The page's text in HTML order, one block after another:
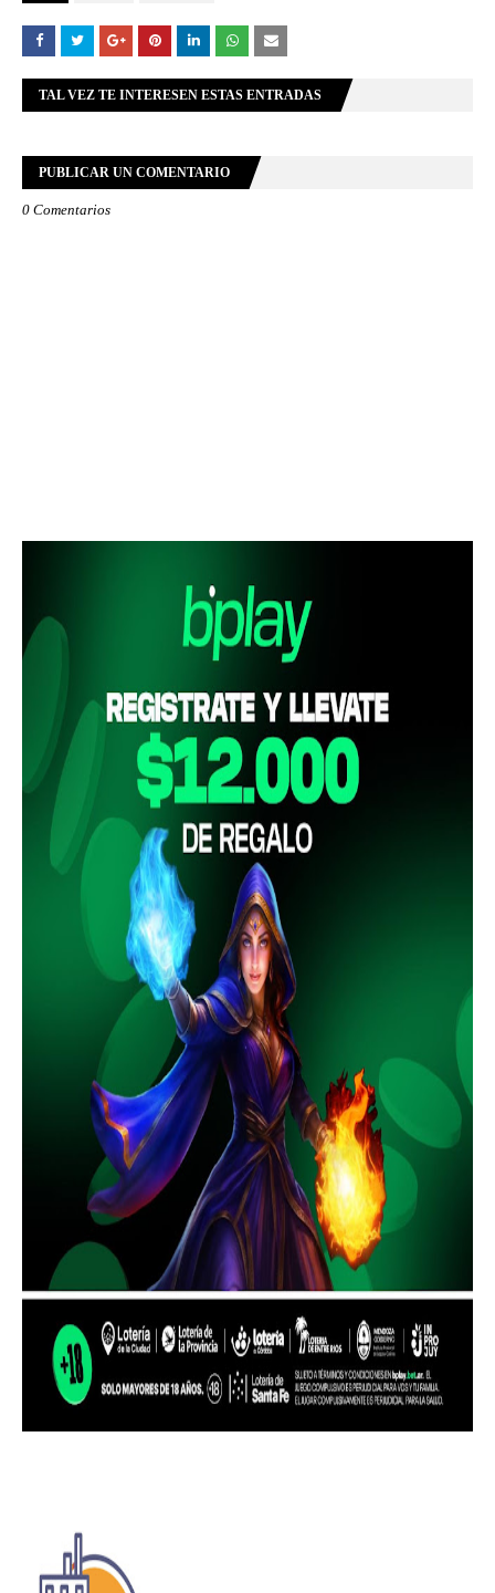
TAL VEZ TE INTERESEN ESTAS ENTRADAS
PUBLICAR UN COMENTARIO
0 Comentarios